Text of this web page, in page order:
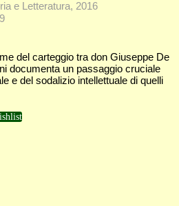
e Letteratura, 2016
del carteggio tra don Giuseppe De
documenta un passaggio cruciale
e del sodalizio intellettuale di quelli